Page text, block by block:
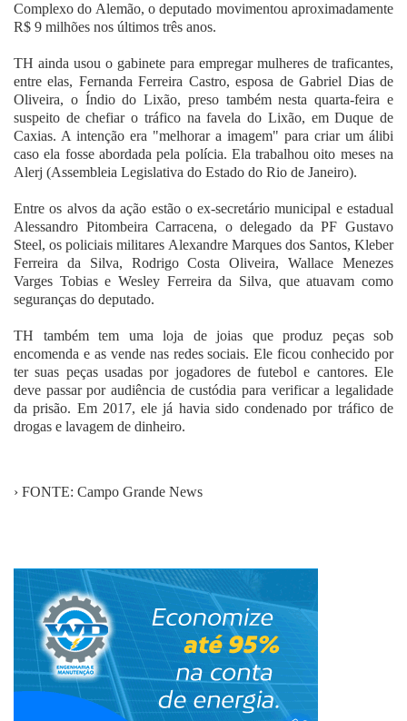
Complexo do Alemão, o deputado movimentou aproximadamente
R$ 9 milhões nos últimos três anos.
TH ainda usou o gabinete para empregar mulheres de traficantes,
entre elas, Fernanda Ferreira Castro, esposa de Gabriel Dias de
Oliveira, o Índio do Lixão, preso também nesta quarta-feira e
suspeito de chefiar o tráfico na favela do Lixão, em Duque de
Caxias. A intenção era "melhorar a imagem" para criar um álibi
caso ela fosse abordada pela polícia. Ela trabalhou oito meses na
Alerj (Assembleia Legislativa do Estado do Rio de Janeiro).
Entre os alvos da ação estão o ex-secretário municipal e estadual
Alessandro Pitombeira Carracena, o delegado da PF Gustavo
Steel, os policiais militares Alexandre Marques dos Santos, Kleber
Ferreira da Silva, Rodrigo Costa Oliveira, Wallace Menezes
Varges Tobias e Wesley Ferreira da Silva, que atuavam como
seguranças do deputado.
TH também tem uma loja de joias que produz peças sob
encomenda e as vende nas redes sociais. Ele ficou conhecido por
ter suas peças usadas por jogadores de futebol e cantores. Ele
deve passar por audiência de custódia para verificar a legalidade
da prisão. Em 2017, ele já havia sido condenado por tráfico de
drogas e lavagem de dinheiro.
› FONTE: Campo Grande News